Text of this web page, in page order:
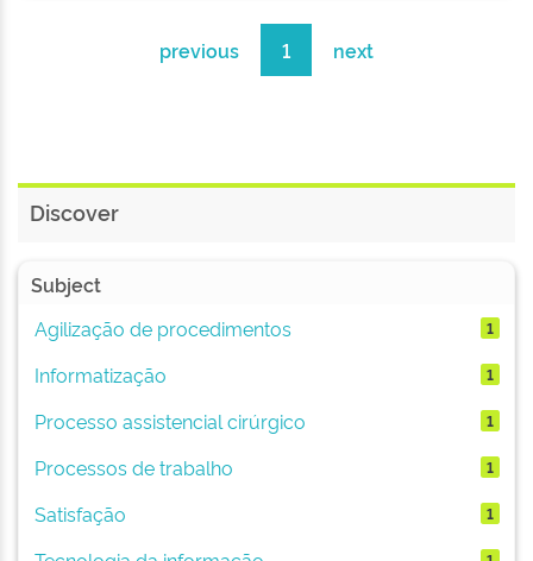
previous 1 next
Discover
Subject
Agilização de procedimentos
1
Informatização 1
Processo assistencial cirúrgico 1
Processos de trabalho 1
Satisfação 1